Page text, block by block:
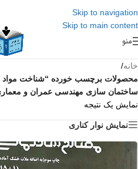
Skip to navigation
Skip to main content
منو
خانه/
محصولات برچسب خورده “شناخت مواد
ساختمان سازی مهندسی عمران و
نمایش یک نتیجه
نمایش نوار کناری